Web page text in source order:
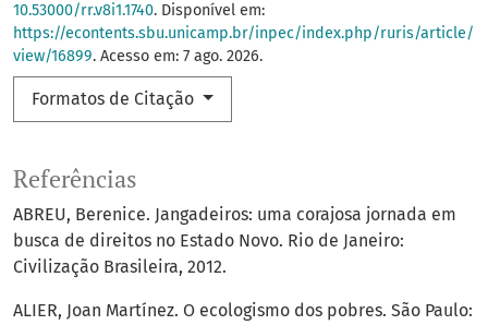
10.53000/rr.v8i1.1740. Disponível em:
https://econtents.sbu.unicamp.br/inpec/index.php/ruris/article/
view/16899. Acesso em: 7 ago. 2026.
Formatos de Citação
Referências
ABREU, Berenice. Jangadeiros: uma corajosa jornada em
busca de direitos no Estado Novo. Rio de Janeiro:
Civilização Brasileira, 2012.
ALIER, Joan Martínez. O ecologismo dos pobres. São Paulo: